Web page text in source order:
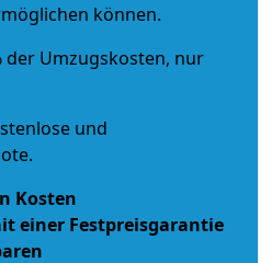
können.
der Umzugskosten, nur
und
Kosten
einer Festpreisgarantie